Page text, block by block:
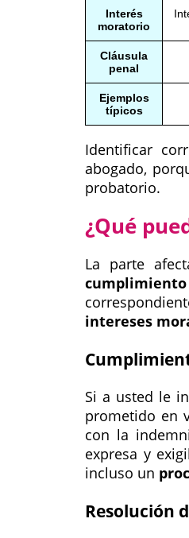
Interés
moratorio
Cláusula
penal
Ejemplos
típicos
Identificar
abogado,
probatorio.
¿Qué
La parte
intereses
Si a usted le
prometido en
con la
expresa y
incluso un
Resolución